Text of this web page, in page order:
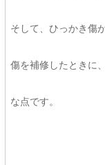
そして、ひっかき傷
傷を補修したときに
な点です。